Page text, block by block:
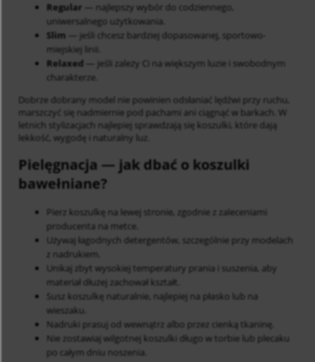
Regular — najlepszy wybór do codziennego,
uniwersalnego użytkowania.
Slim — jeśli chcesz bardziej dopasowanej, sportowo-
miejskiej linii.
Relaxed — jeśli zależy Ci na większym luzie i swobodnym
charakterze.
Dobrze dobrany model nie powinien odsłaniać lędźwi przy ruchu,
marszczyć się nadmiernie pod pachami ani ciągnąć w barkach. W
letnich stylizacjach najlepiej sprawdzają się koszulki, które dają
lekkość, wygodę i naturalny luz.
Pielęgnacja — jak dbać o koszulki
bawełniane?
Pierz koszulkę na lewej stronie, zgodnie z zaleceniami
producenta na metce.
Używaj łagodnych detergentów, szczególnie przy modelach
z nadrukiem.
Unikaj zbyt wysokiej temperatury prania i suszenia, aby
materiał dłużej zachował kształt.
Susz koszulkę naturalnie, najlepiej na płasko lub na
wieszaku.
Nadruki prasuj od wewnątrz albo przez cienką tkaninę.
Nie zostawiaj wilgotnej koszulki długo w torbie lub plecaku
po całym dniu noszenia.